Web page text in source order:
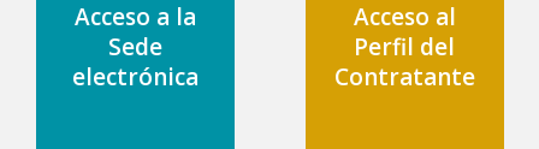
Acceso a la
Sede
electrónica
Acceso al
Perfil del
Contratante